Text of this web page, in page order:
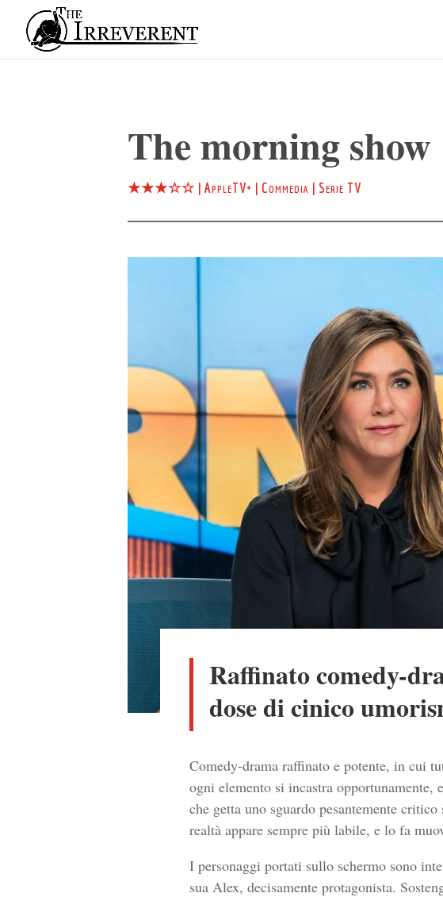
The morning show
★★★☆☆ |AppleTV+ | Commedia | Serie TV
Raffinato comedy-
dose di cinico
Comedy-drama raffinato e potente, in cui
ogni elemento si incastra opportunamente,
che getta uno sguardo pesantemente
realtà appare sempre più labile, e lo fa
I personaggi portati sullo schermo sono
sua Alex, decisamente protagonista.